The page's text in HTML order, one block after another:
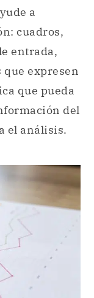
a
cuadros,
entrada,
que expresen
que pueda
del
el análisis.